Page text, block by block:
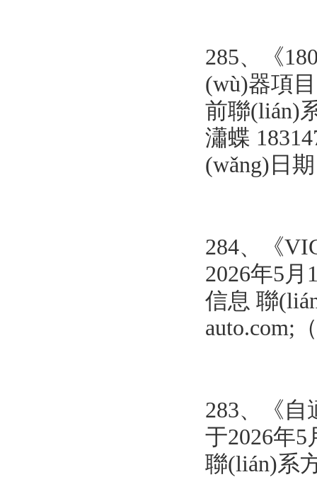
285、
《
(wù)器項
前聯(lián)
瀟蝶
(wǎng)日
284、《
2026年5
信息 聯
auto.com;
283、《 自
于2026年
聯(lián)系